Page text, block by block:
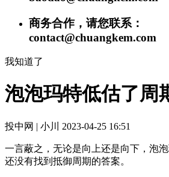
商务合作，请您联系：
contact@chuangkem.com
我知道了
泡泡玛特低估了周
投中网 | 小川 2023-04-25 16:51
一言蔽之，无论是向上还是向下，泡
还没有找到抵御周期的答案。